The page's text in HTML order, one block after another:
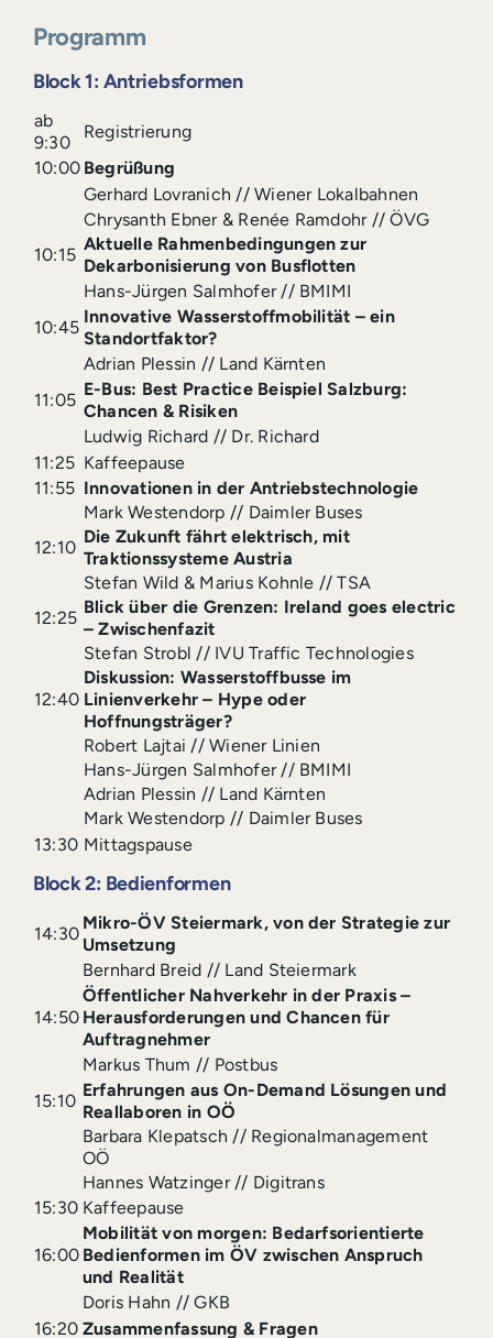
Programm
Block 1: Antriebsformen
ab
9:30
Registrierung
10:00 Begrüßung
Gerhard Lovranich // Wiener Lokalbahnen
Chrysanth Ebner & Renée Ramdohr // ÖVG
10:15
Aktuelle Rahmenbedingungen zur
Dekarbonisierung von Busflotten
Hans-Jürgen Salmhofer // BMIMI
10:45
Innovative Wasserstoffmobilität – ein
Standortfaktor?
Adrian Plessin // Land Kärnten
11:05
E-Bus: Best Practice Beispiel Salzburg:
Chancen & Risiken
Ludwig Richard // Dr. Richard
11:25 Kaffeepause
11:55 Innovationen in der Antriebstechnologie
Mark Westendorp // Daimler Buses
12:10
Die Zukunft fährt elektrisch, mit
Traktionssysteme Austria
Stefan Wild & Marius Kohnle // TSA
12:25
Blick über die Grenzen: Ireland goes electric
– Zwischenfazit
Stefan Strobl // IVU Traffic Technologies
12:40
Diskussion: Wasserstoffbusse im
Linienverkehr – Hype oder
Hoffnungsträger?
Robert Lajtai // Wiener Linien
Hans-Jürgen Salmhofer // BMIMI
Adrian Plessin // Land Kärnten
Mark Westendorp // Daimler Buses
13:30 Mittagspause
Block 2: Bedienformen
14:30
Mikro-ÖV Steiermark, von der Strategie zur
Umsetzung
Bernhard Breid // Land Steiermark
14:50
Öffentlicher Nahverkehr in der Praxis –
Herausforderungen und Chancen für
Auftragnehmer
Markus Thum // Postbus
15:10
Erfahrungen aus On-Demand Lösungen und
Reallaboren in OÖ
Barbara Klepatsch // Regionalmanagement
OÖ
Hannes Watzinger // Digitrans
15:30 Kaffeepause
16:00
Mobilität von morgen: Bedarfsorientierte
Bedienformen im ÖV zwischen Anspruch
und Realität
Doris Hahn // GKB
16:20 Zusammenfassung & Fragen